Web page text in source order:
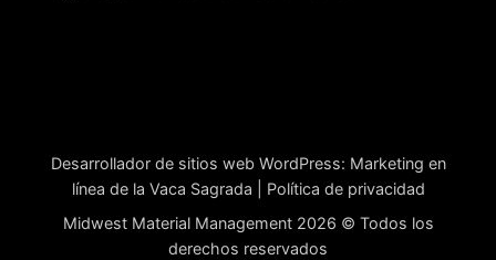
Desarrollador de sitios web WordPress: Marketing en
línea de la Vaca Sagrada
Política de privacidad
Midwest Material Management 2026 © Todos los
derechos reservados